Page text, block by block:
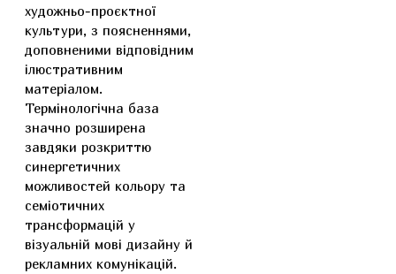
художньо-проєктної
культури, з поясненнями,
доповненими відповідним
ілюстративним
матеріалом.
Термінологічна база
значно розширена
завдяки розкриттю
синергетичних
можливостей кольору та
семіотичних
трансформацій у
візуальній мові дизайну й
рекламних комунікацій.